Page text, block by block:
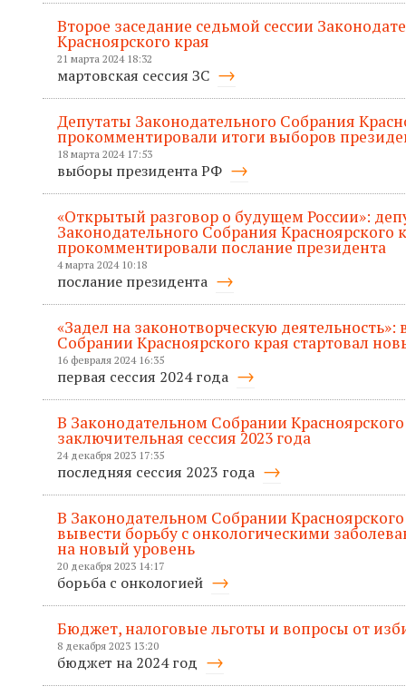
Второе заседание седьмой сессии
Красноярского края
21 марта 2024 18:32
мартовская сессия ЗС
Депутаты Законодательного Собрания
прокомментировали итоги выборов
18 марта 2024 17:53
выборы президента РФ
«Открытый разговор о будущем России»:
Законодательного Собрания Красноярского
прокомментировали послание президента
4 марта 2024 10:18
послание президента
«Задел на законотворческую
Собрании Красноярского края стартовал
16 февраля 2024 16:35
первая сессия 2024 года
В Законодательном Собрании
заключительная сессия 2023 года
24 декабря 2023 17:35
последняя сессия 2023 года
В Законодательном Собрании
вывести борьбу с онкологическими
на новый уровень
20 декабря 2023 14:17
борьба с онкологией
Бюджет, налоговые льготы и вопросы от
8 декабря 2023 13:20
бюджет на 2024 год